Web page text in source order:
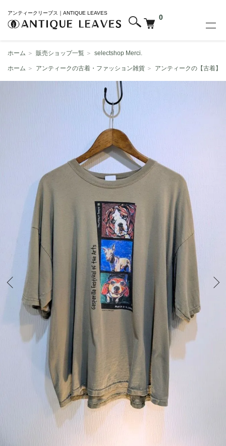
アンティークリーブス｜ANTIQUE LEAVES
0
ホーム ＞ 販売ショップ一覧 ＞ selectshop Merci.
ホーム ＞ アンティークの古着・ファッション雑貨 ＞ アンティークの【古着】